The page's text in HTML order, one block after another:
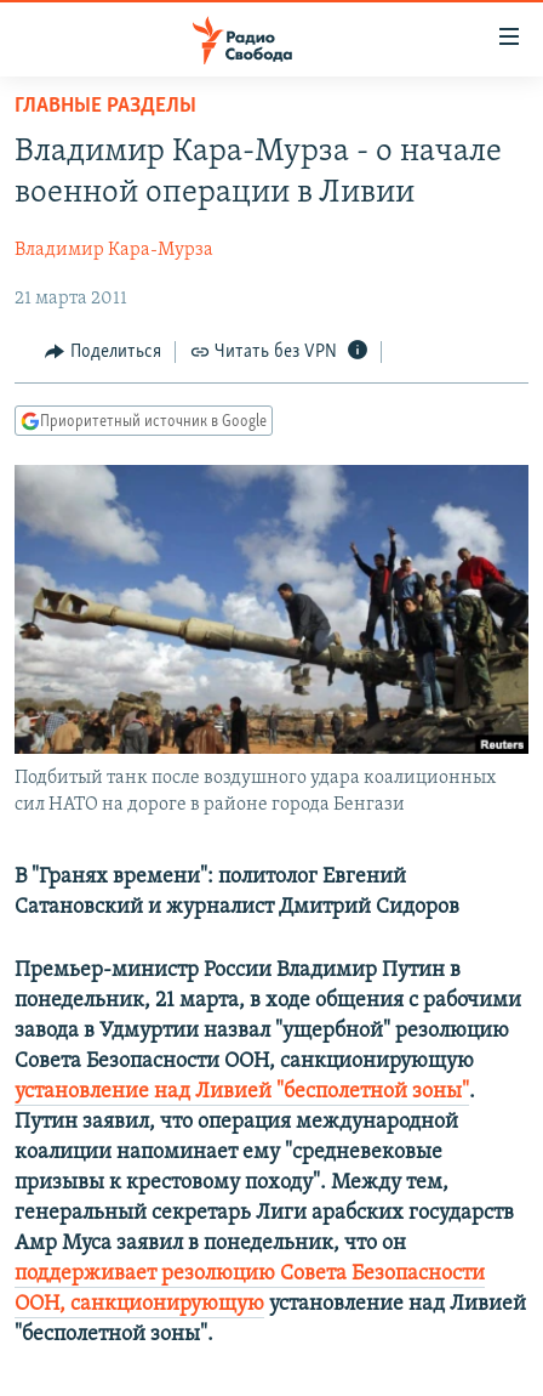
упрощенного
доступа
основному
Вернутся
главной
навигации
Вернутся
поиску
ПОДКАСТЫ
АВТОРСКИЕ ПРОЕКТЫ
ЦИТАТЫ СВОБОДЫ
МНЕНИЯ
КУЛЬТУРА
IDEL.РЕАЛИИ
КАВКАЗ.РЕАЛИИ
СЕВЕР.РЕАЛИИ
СИБИРЬ.РЕАЛИИ
РАСПИСАНИЕ ВЕЩАНИЯ
ПОДПИШИТЕСЬ НА РАССЫЛКУ
СОЦИАЛЬНЫЕ СЕТИ
ГЛАВНЫЕ РАЗДЕЛЫ
Владимир Кара-Мурза - о начале
военной операции в Ливии
Владимир Кара-Мурза
21 марта 2011
Поделиться Читать без VPN
Приоритетный источник в Google
Подбитый танк после воздушного удара коалиционных
сил НАТО на дороге в районе города Бенгази
В "Гранях времени": политолог Евгений
Сатановский и журналист Дмитрий Сидоров
Премьер-министр России Владимир Путин в
понедельник, 21 марта, в ходе общения с рабочими
завода в Удмуртии назвал "ущербной" резолюцию
Совета Безопасности ООН, санкционирующую
установление над Ливией "бесполетной зоны".
Путин заявил, что операция международной
коалиции напоминает ему "средневековые
призывы к крестовому походу". Между тем,
генеральный секретарь Лиги арабских государств
Амр Муса заявил в понедельник, что он
поддерживает резолюцию Совета Безопасности
ООН, санкционирующую установление над Ливией
"бесполетной зоны".